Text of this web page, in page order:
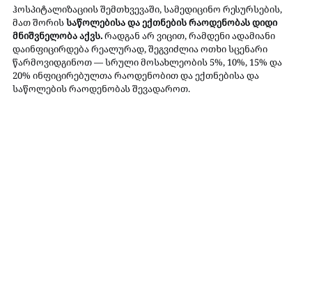
ჰოსპიტალიზაციის შემთხვევაში, სამედიცინო რესურსების,
მათ შორის საწოლებისა და ექთნების რაოდენობას დიდი
მნიშვნელობა აქვს. რადგან არ ვიცით, რამდენი ადამიანი
დაინფიცირდება რეალურად, შეგვიძლია ოთხი სცენარი
წარმოვიდგინოთ — სრული მოსახლეობის 5%, 10%, 15% და
20% ინფიცირებულთა რაოდენობით და ექთნებისა და
საწოლების რაოდენობას შევადაროთ.